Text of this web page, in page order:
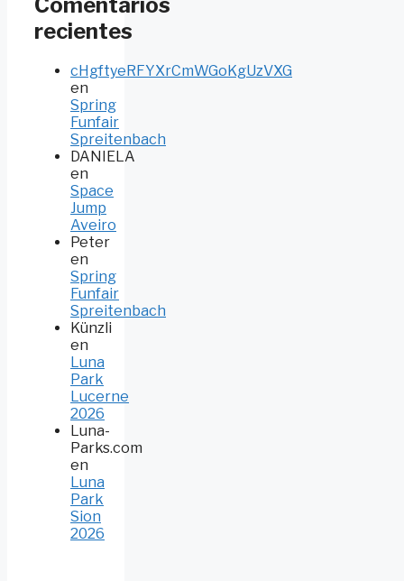
recientes
cHgftyeRFYXrCmWGoKgUzVXG
en
Spring
Funfair
Spreitenbach
DANIELA
en
Space
Jump
Aveiro
Peter
en
Spring
Funfair
Spreitenbach
Künzli
en
Luna
Park
Lucerne
2026
Luna-
Parks.com
en
Luna
Park
Sion
2026